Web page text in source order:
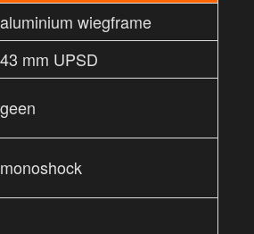
aluminium wiegframe
43 mm UPSD
geen
monoshock